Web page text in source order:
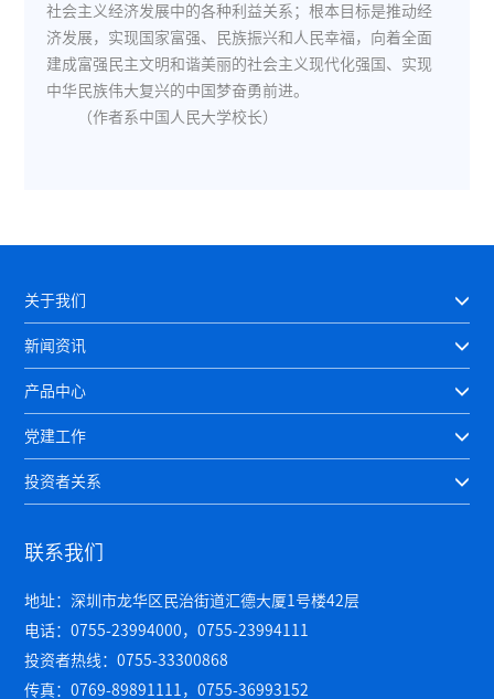
社会主义经济发展中的各种利益关系；根本目标是推动经
济发展，实现国家富强、民族振兴和人民幸福，向着全面
建成富强民主文明和谐美丽的社会主义现代化强国、实现
中华民族伟大复兴的中国梦奋勇前进。
（作者系中国人民大学校长）
关于我们
新闻资讯
产品中心
党建工作
投资者关系
联系我们
地址：深圳市龙华区民治街道汇德大厦1号楼42层
电话：0755-23994000，0755-23994111
投资者热线：0755-33300868
传真：0769-89891111，0755-36993152